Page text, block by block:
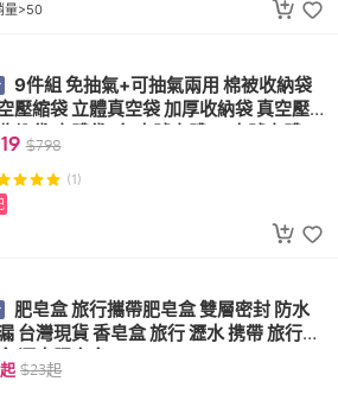
量>50
9件組 免抽氣+可抽氣兩用 棉被收納袋
壓縮袋 立體真空袋 加厚收納袋 真空壓
納袋 立體袋（2大號立體+6中號立體+1
）$798
(1)
肥皂盒 旅行攜帶肥皂盒 雙層密封 防水
現貨 香皂盒 旅行 瀝水 携帶 旅行牙
瀝水肥皂盒
起 $23起